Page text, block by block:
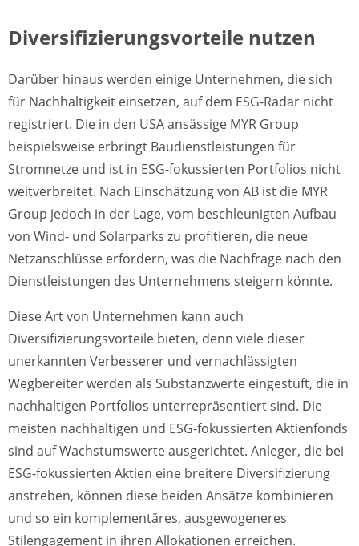
Diversifizierungsvorteile nutzen
Darüber hinaus werden einige Unternehmen, die sich
für Nachhaltigkeit einsetzen, auf dem ESG-Radar nicht
registriert. Die in den USA ansässige MYR Group
beispielsweise erbringt Baudienstleistungen für
Stromnetze und ist in ESG-fokussierten Portfolios nicht
weitverbreitet. Nach Einschätzung von AB ist die MYR
Group jedoch in der Lage, vom beschleunigten Aufbau
von Wind- und Solarparks zu profitieren, die neue
Netzanschlüsse erfordern, was die Nachfrage nach den
Dienstleistungen des Unternehmens steigern könnte.
Diese Art von Unternehmen kann auch
Diversifizierungsvorteile bieten, denn viele dieser
unerkannten Verbesserer und vernachlässigten
Wegbereiter werden als Substanzwerte eingestuft, die in
nachhaltigen Portfolios unterrepräsentiert sind. Die
meisten nachhaltigen und ESG-fokussierten Aktienfonds
sind auf Wachstumswerte ausgerichtet. Anleger, die bei
ESG-fokussierten Aktien eine breitere Diversifizierung
anstreben, können diese beiden Ansätze kombinieren
und so ein komplementäres, ausgewogeneres
Stilengagement in ihren Allokationen erreichen.